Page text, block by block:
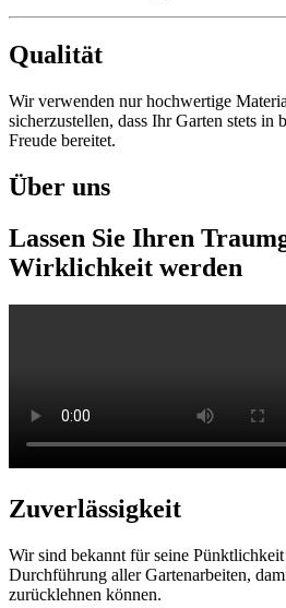
Qualität
Wir verwenden nur hochwertige
sicherzustellen, dass Ihr Garten stets in
Freude bereitet.
Über uns
Lassen Sie Ihren
Wirklichkeit werden
Zuverlässigkeit
Wir sind bekannt für seine
Durchführung aller Gartenarbeiten,
zurücklehnen können.